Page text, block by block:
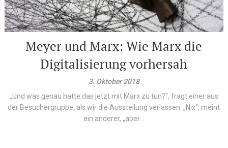
Meyer und Marx: Wie Marx die
Digitalisierung vorhersah
3. Oktober 2018
„Und was genau hatte das jetzt mit Marx zu tun?“, fragt einer aus
der Besuchergruppe, als wir die Ausstellung verlassen. „Nix“, meint
ein anderer, „aber...